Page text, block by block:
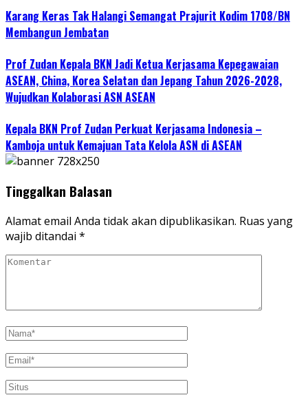
Karang Keras Tak Halangi Semangat Prajurit Kodim 1708/BN
Membangun Jembatan
Prof Zudan Kepala BKN Jadi Ketua Kerjasama Kepegawaian
ASEAN, China, Korea Selatan dan Jepang Tahun 2026-2028,
Wujudkan Kolaborasi ASN ASEAN
Kepala BKN Prof Zudan Perkuat Kerjasama Indonesia –
Kamboja untuk Kemajuan Tata Kelola ASN di ASEAN
Tinggalkan Balasan
Alamat email Anda tidak akan dipublikasikan. Ruas yang
wajib ditandai *